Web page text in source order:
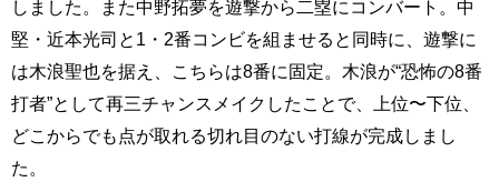
しました。また中野拓夢を遊撃から二塁にコンバート。中
堅・近本光司と1・2番コンビを組ませると同時に、遊撃に
は木浪聖也を据え、こちらは8番に固定。木浪が“恐怖の8番
打者”として再三チャンスメイクしたことで、上位〜下位、
どこからでも点が取れる切れ目のない打線が完成しまし
た。